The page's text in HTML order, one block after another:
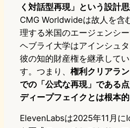
く対話型再現」という設計
CMG Worldwideは故人を含
理する米国のエージェンシ
ヘブライ大学はアインシュ
彼の知的財産権を継承して
す。つまり、 権利クリアラ
での「公式な再現」である
ディープフェイクとは根本
ElevenLabsは2025年11月